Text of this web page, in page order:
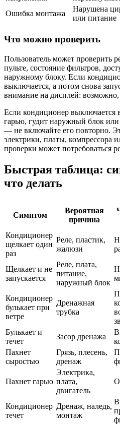
Ошибка монтажа
Нарушена
или питание
Что можно проверить
Пользователь может проверить
пульте, состояние фильтров,
наружному блоку. Если
выключается, а потом снова
внимание на дисплей:
Если кондиционер выключается
гарью, гудит наружный блок
— не включайте его повторно.
электрики, платы, компрессора
проверки может потребоваться
Быстрая таблица:
что делать
Симптом
Вероятная
причина
Кондиционер
щелкает один
раз
Реле, пластик,
жалюзи
Щелкает и не
запускается
Реле, плата,
питание,
наружный блок
Кондиционер
булькает при
ветре
Дренажная
трубка
Булькает и
течет
Засор дренажа
Пахнет
сыростью
Грязь, плесень,
дренаж
Пахнет гарью
Электрика,
плата,
двигатель
Кондиционер
течет
Дренаж, наледь,
монтаж